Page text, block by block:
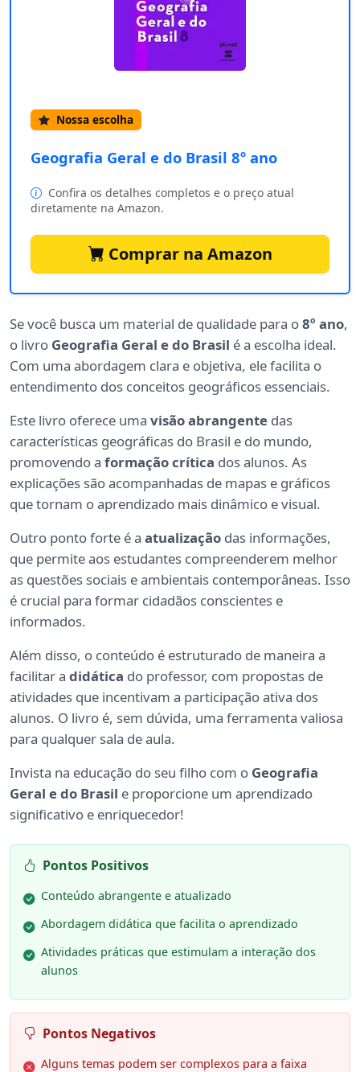
Nossa escolha
Geografia Geral e do Brasil 8º ano
Confira os detalhes completos e o preço atual
diretamente na Amazon.
Comprar na Amazon
Se você busca um material de qualidade para o8º ano,
o livro Geografia Geral e do Brasil é a escolha ideal.
Com uma abordagem clara e objetiva, ele facilita o
entendimento dos conceitos geográficos essenciais.
Este livro oferece uma visão abrangente das
características geográficas do Brasil e do mundo,
promovendo a formação crítica dos alunos. As
explicações são acompanhadas de mapas e gráficos
que tornam o aprendizado mais dinâmico e visual.
Outro ponto forte é a atualização das informações,
que permite aos estudantes compreenderem melhor
as questões sociais e ambientais contemporâneas. Isso
é crucial para formar cidadãos conscientes e
informados.
Além disso, o conteúdo é estruturado de maneira a
facilitar a didática do professor, com propostas de
atividades que incentivam a participação ativa dos
alunos. O livro é, sem dúvida, uma ferramenta valiosa
para qualquer sala de aula.
Invista na educação do seu filho com o Geografia
Geral e do Brasil e proporcione um aprendizado
significativo e enriquecedor!
Pontos Positivos
Conteúdo abrangente e atualizado
Abordagem didática que facilita o aprendizado
Atividades práticas que estimulam a interação dos
alunos
Pontos Negativos
Alguns temas podem ser complexos para a faixa